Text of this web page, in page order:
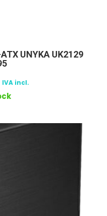
UNYKA UK2129
IVA incl.